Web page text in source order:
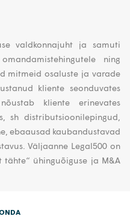
valdkonnajuht ja samuti
ning
mitmeid osaluste ja varade
kliente seonduvates
nõustab kliente erinevates
sh distributsioonilepingud,
ebaausad kaubandustavad
Väljaanne Legal500 on
tähte“ ühinguõiguse ja M&A